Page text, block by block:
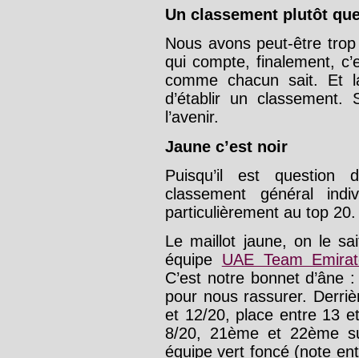
Un classement plutôt
Nous avons peut-être
qui compte, finalement,
comme chacun sait. Et
d’établir un classement.
l’avenir.
Jaune c’est noir
Puisqu’il est
classement général
particulièrement au top 20.
Le maillot jaune, on le
équipe UAE Team
C’est notre bonnet
pour nous rassurer.
et 12/20, place entre 13
8/20, 21ème et 22ème
équipe vert foncé (note